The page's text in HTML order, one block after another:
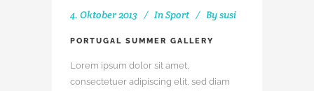
4. Oktober 2013 InSport Bysusi
PORTUGAL SUMMER GALLERY
Lorem ipsum dolor sit amet,
consectetuer adipiscing elit, sed diam